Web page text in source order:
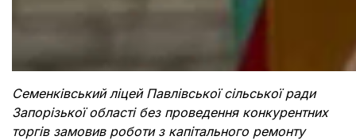
Семенківський ліцей Павлівської сільської ради
Запорізької області без проведення конкурентних
торгів замовив роботи з капітального ремонту